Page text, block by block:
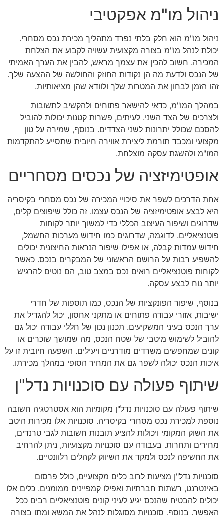
ניהול מו"מ אפקטיבי
ניהול מו"מ הוא חלק בלתי נפרד מתהליך מכירת נכס מסחרי.
יכולת לנהל מו"מ בצורה מקצועית עשויה לקבוע את הצלחת
המכירה. חשוב להכין את עצמך מראש, להבין את הערך האמיתי
של הנכס ולדעת מה הן נקודות החוזק והחולשה של ההצעה שלך.
זהו הזמן לבחון את המטרות שלך ולוודא שהן מציאותיות.
במהלך המו"מ, כדאי להישאר פתוחים ולהקשיב לתשובות
ולצרכים של הצד השני. לעיתים, פשרות קטנות יכולות להוביל
להסכם שכולל יתרונות לשני הצדדים. בנוסף, שמירה על טון
מקצועי ומכבד תורמת ליצירת אווירה חיובית שתסייע להתקדמות
המו"מ ולהשגת עסקה מוצלחת.
אופטימיזציה של נכסים מסחריים
אחת הדרכים לשפר את סיכויי המכירה של נכס מסחרי בקיסריה
היא לבצע אופטימיזציה של הנכס עצמו. זה כולל שיפוצים קלים,
שדרוגים ושיפור העיצוב הכללי כדי למשוך יותר לקוחות
פוטנציאליים. לדוגמה, שדרוגים כמו חידוש מערכות החשמל,
חידוש עמדות קבלה, או אפילו שיפור הנראות החיצונית יכולים
להשפיע רבות על הרושם הראשוני של המבקרים בנכס. כאשר
לקוחות פוטנציאליים רואים נכס במצב טוב, הם נוטים להרגיש
יותר נוח לבצע עסקה.
בנוסף, שיפור הפונקציות של הנכס, כמו תוספות של חדרי
ישיבות, אזורי עבודה פתוחים או מתקני אחסון, יכול להגדיל את
ערך הנכס בעיני המשקיעים. תכנון נכון של חללי עבודה יכול גם
להוביל לשימוש מיטבי של שטח הנכס, מה שמושך שוכרים או
קונים שמחפשים משרדים מודרניים ויעילים. השפעה חיובית זו על
איכות הנכס יכולה לשפר גם את המחיר הסופי במהלך מכירתו.
שיתוף פעולה עם סוכנויות נדל"ן
שיתוף פעולה עם סוכנויות נדל"ן מקומיות הוא אסטרטגיה חשובה
נוספת למכירת נכס מסחרי בקיסריה. סוכנויות אלו מכירות היטב
את השוק המקומי ויכולות להציע תובנות חשובות לגבי טרנדים,
מחירים ותחרות. בעבודה עם סוכנויות מקצועיות, ניתן להרחיב
את החשיפה לנכס ולמקד את השיווק לקהלים רלוונטיים.
סוכנויות נדל"ן מציעות לרוב כלים מקצועיים, כולל פרסום
באינטרנט, רשתות חברתיות ואפילו קמפיינים ממומנים. כלים אלו
יכולים להבטיח שהנכס יגיע לעיני קונים פוטנציאליים רבים ככל
האפשר. בנוסף, סוכנויות מסוגלות לנהל את המשא ומתן בצורה